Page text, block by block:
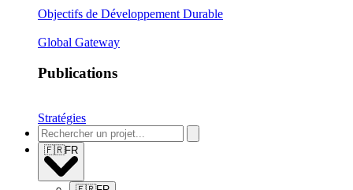
Objectifs de Développement Durable
Global Gateway
Publications
Stratégies
🇫🇷FR